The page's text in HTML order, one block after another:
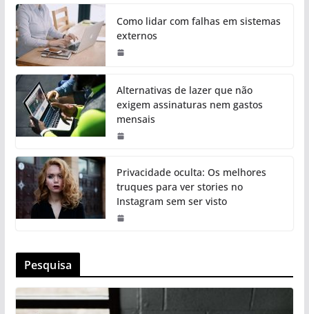
Como lidar com falhas em sistemas
externos
Alternativas de lazer que não
exigem assinaturas nem gastos
mensais
Privacidade oculta: Os melhores
truques para ver stories no
Instagram sem ser visto
Pesquisa